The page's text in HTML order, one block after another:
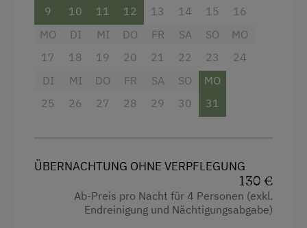
Ohne Verpflegung
Freizeitaktivitäten am Betrieb und in der
Bergtouren
Eine geräumige Terrasse, auf der du die frische
Bergluft und die herrliche Aussicht genießen
kannst.
Annehmlichkeiten inklusive:
Gratis W-LAN, damit du mit der Welt in
Bettwäsche und Handtücher, damit du
dich sofort wie zu Hause fühlst
9
10
11
12
13
14
15
16
MO
17
DI
18
MI
19
DO
20
FR
21
SA
22
SO
23
MO
24
DI
25
MI
26
DO
27
FR
28
SA
29
SO
30
MO
31
ÜBERNACHTUNG OHNE VERPFLEGUNG
130 €
Ab-Preis pro Nacht für 4 Personen (exkl.
Endreinigung und Nächtigungsabgabe)